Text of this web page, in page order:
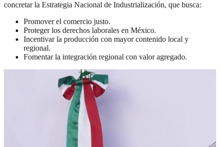
concretar la Estrategia Nacional de Industrialización, que busca:
Promover el comercio justo.
Proteger los derechos laborales en México.
Incentivar la producción con mayor contenido local y
regional.
Fomentar la integración regional con valor agregado.